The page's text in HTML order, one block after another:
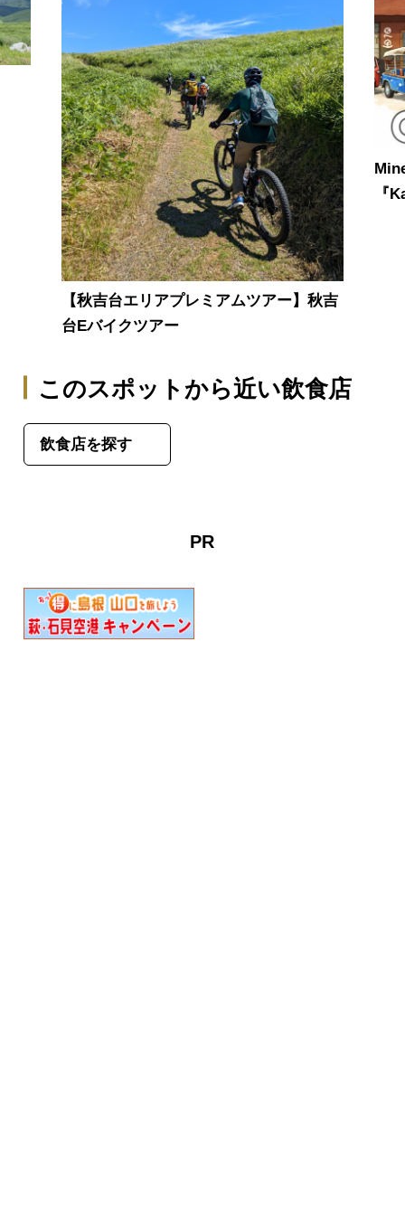
【秋吉台エリアプレミアムツアー】秋吉
台Eバイクツアー
『
このスポットから近い飲食店
飲食店を探す
PR